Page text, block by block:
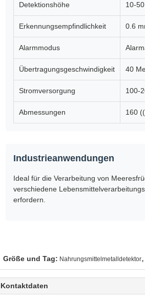
Detektionshöhe 10-
Erkennungsempfindlichkeit 0.6
Alarmmodus
Übertragungsgeschwindigkeit 40
Stromversorgung 100-
Abmessungen 160
Industrieanwendungen
Ideal für die Verarbeitung von
verschiedene
erfordern.
Größe und Tag: Nahrungsmittelmetalldetektor,
Kontaktdaten